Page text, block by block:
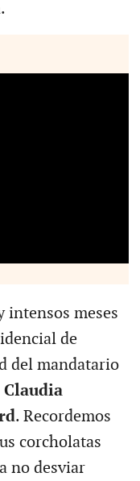
intensos meses
de
del mandatario
Claudia
. Recordemos
corcholatas
no desviar